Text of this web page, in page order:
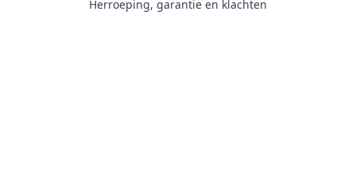
Herroeping, garantie en klachten